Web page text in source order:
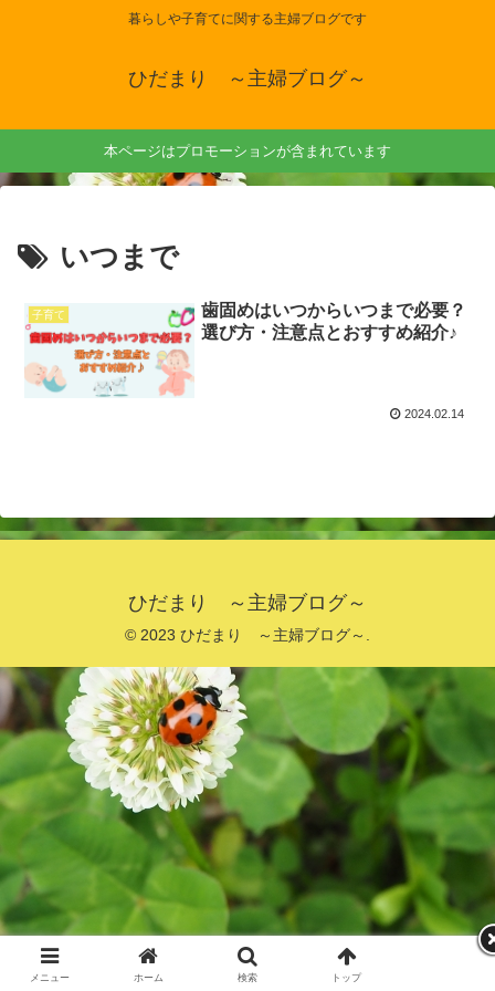
暮らしや子育てに関する主婦ブログです
ひだまり ～主婦ブログ～
本ページはプロモーションが含まれています
いつまで
子育て
歯固めはいつからいつまで必要？
選び方・注意点とおすすめ紹介♪
2024.02.14
ひだまり ～主婦ブログ～
© 2023 ひだまり ～主婦ブログ～.
メニュー ホーム 検索 トップ